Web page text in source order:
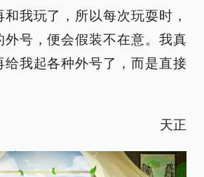
我玩了，所以每次玩耍时，
外号，便会假装不在意。我真
给我起各种外号了，而是直接
天正